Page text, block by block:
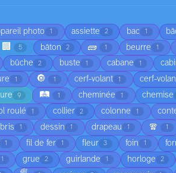
photo 1 assiette 2 bac 1
🏢 5 bâton 2 🧱 1 beurre 1
bûche 2 buste 1 cabane 1
1 🔘 1 cerf-volant 1 cerf-
9 🛤️ 1 cheminée 1 chemise
roulé 1 collier 2 colonne 1
1 dessin 1 drapeau 1 🧣 1
1 fil de fer 1 fleur 3 foin 1
1 grue 2 guirlande 1 horloge 2